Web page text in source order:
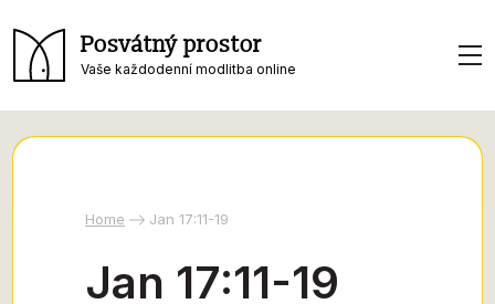
Posvátný prostor
Vaše každodenní modlitba online
Home Jan 17:11-19
Jan 17:11-19